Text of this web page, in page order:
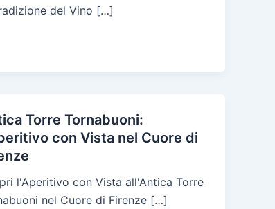
del Vino […]
Torre Tornabuoni:
con Vista nel Cuore di
l'Aperitivo con Vista all'Antica Torre
nel Cuore di Firenze […]